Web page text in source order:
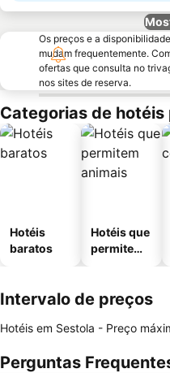
Os preços e a
mudam frequentemente.
ofertas que consulta no
nos sites de reserva.
Categorias de hotéis
Hotéis
baratos
Hotéis que
permitem
Intervalo de preços
Hotéis em Sestola - Preço
Perguntas